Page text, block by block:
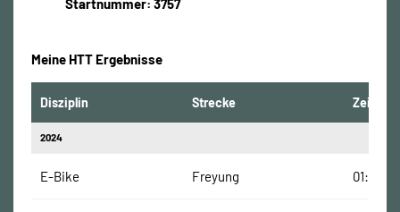
Startnummer: 3757
Meine HTT Ergebnisse
Disziplin Strecke Zeit
2024
E-Bike Freyung